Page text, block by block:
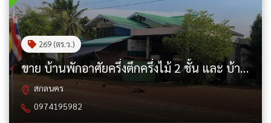
269 (ตร.ว.)
ขาย บ้านพักอาศัยครึ่งตึกครึ่งไม้ 2 ชั้น และ บ้านพักอาศัย 1 ชั้น อ.กุสุมาลย์ จ.สกลนคร PAP7-0213
สกลนคร
0974195982